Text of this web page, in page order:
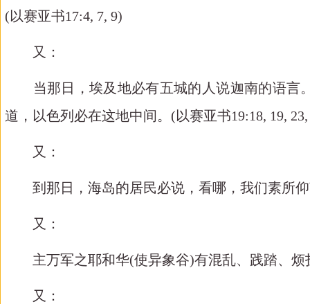
(以赛亚书17:4, 7, 9)
又：
当那日，埃及地必有五城的人说迦南的语言
道，以色列必在这地中间。 (以赛亚书19:18, 19,
又：
到那日，海岛的居民必说，看哪，我们素所
又：
主万军之耶和华(使异象谷)有混乱、践踏、烦
又：